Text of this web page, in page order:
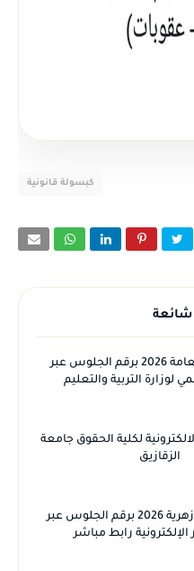
كبسولة قانونية
شائعة
نتيجة الثانوية العامة 2026 برقم الجلوس عبر
لوزارة التربية والتعليم
لكلية الحقوق جامعة
الزقازيق
نتيجة الثانوية الأزهرية 2026 برقم الجلوس عبر
الإلكترونية رابط مباشر